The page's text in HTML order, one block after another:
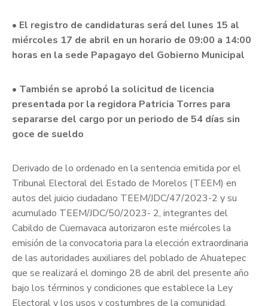
• El registro de candidaturas será del lunes 15 al
miércoles 17 de abril en un horario de 09:00 a 14:00
horas en la sede Papagayo del Gobierno Municipal
• También se aprobó la solicitud de licencia
presentada por la regidora Patricia Torres para
separarse del cargo por un periodo de 54 días sin
goce de sueldo
Derivado de lo ordenado en la sentencia emitida por el
Tribunal Electoral del Estado de Morelos (TEEM) en
autos del juicio ciudadano TEEM/JDC/47/2023-2 y su
acumulado TEEM/JDC/50/2023- 2, integrantes del
Cabildo de Cuernavaca autorizaron este miércoles la
emisión de la convocatoria para la elección extraordinaria
de las autoridades auxiliares del poblado de Ahuatepec
que se realizará el domingo 28 de abril del presente año
bajo los términos y condiciones que establece la Ley
Electoral y los usos y costumbres de la comunidad.